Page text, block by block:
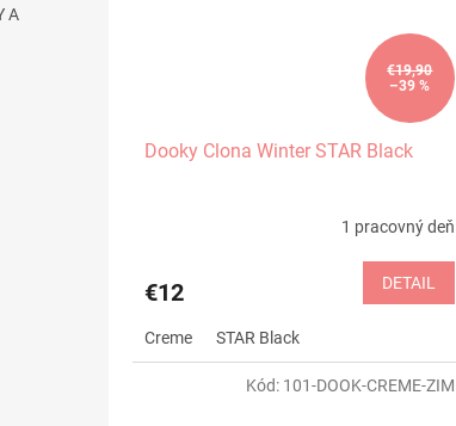
A
€19,90
–39 %
Dooky Clona Winter STAR Black
1 pracovný deň
€12 DETAIL
Creme STAR Black
Kód: 101-DOOK-CREME-ZIM